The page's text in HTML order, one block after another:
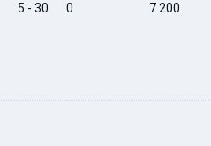
5 - 30 0 7 200